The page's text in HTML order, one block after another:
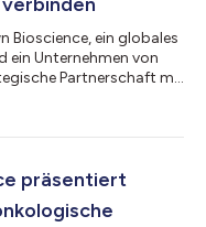
Bioscience, ein globales
Unternehmen von
Partnerschaft mit
Virtual-Assays von
Technologie integriert.
präsentiert